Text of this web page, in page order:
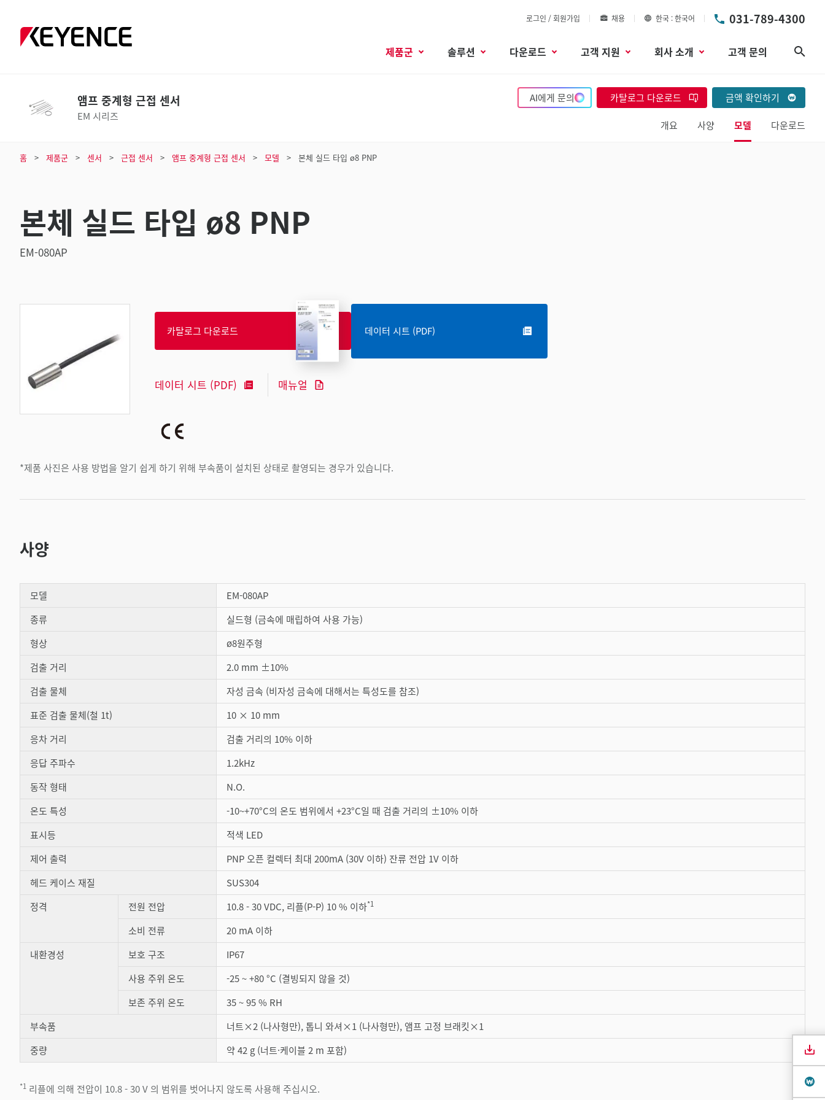
로그인 / 회원가입 채용 한국 한국어 031-789-4300
제품군 솔루션 다운로드 고객 지원 회사 소개 고객 문의
앰프 중계형 근접 센서
EM 시리즈
AI에게 문의 카탈로그 다운로드 금액 확인하기
개요 사양 모델 다운로드
홈 제품군 센서 근접 센서 앰프 중계형 근접 센서 모델 본체 실드 타입 ø8 PNP
본체 실드 타입 ø8 PNP
EM-080AP
*제품 사진은 사용 방법을 알기 쉽게 하기 위해 부속품이 설치된 상태로 촬영되는 경우가 있습니다.
카탈로그 다운로드 데이터 시트 (PDF)
데이터 시트 (PDF) 매뉴얼
사양
모델
EM-080AP
종류
실드형 (금속에 매립하여 사용 가능)
형상
ø8원주형
검출 거리
2.0 mm ±10%
검출 물체
자성 금속 (비자성 금속에 대해서는 특성도를 참조)
표준 검출 물체(철 1t)
10 × 10 mm
응차 거리
검출 거리의 10% 이하
응답 주파수
1.2kHz
동작 형태
N.O.
온도 특성
-10~+70°C의 온도 범위에서 +23°C일 때 검출 거리의 ±10% 이하
표시등
적색 LED
제어 출력
PNP 오픈 컬렉터 최대 200mA (30V 이하) 잔류 전압 1V 이하
헤드 케이스 재질
SUS304
정격
전원 전압 10.8 - 30 VDC, 리플(P-P) 10 % 이하*1
소비 전류
20 mA 이하
내환경성
보호 구조
IP67
사용 주위 온도
-25 ~ +80 °C (결빙되지 않을 것)
보존 주위 온도
35 ~ 95 % RH
부속품
너트×2 (나사형만), 톱니 와셔×1 (나사형만), 앰프 고정 브래킷×1
중량
약 42 g (너트·케이블 2 m 포함)
*1 리플에 의해 전압이 10.8 - 30 V 의 범위를 벗어나지 않도록 사용해 주십시오.